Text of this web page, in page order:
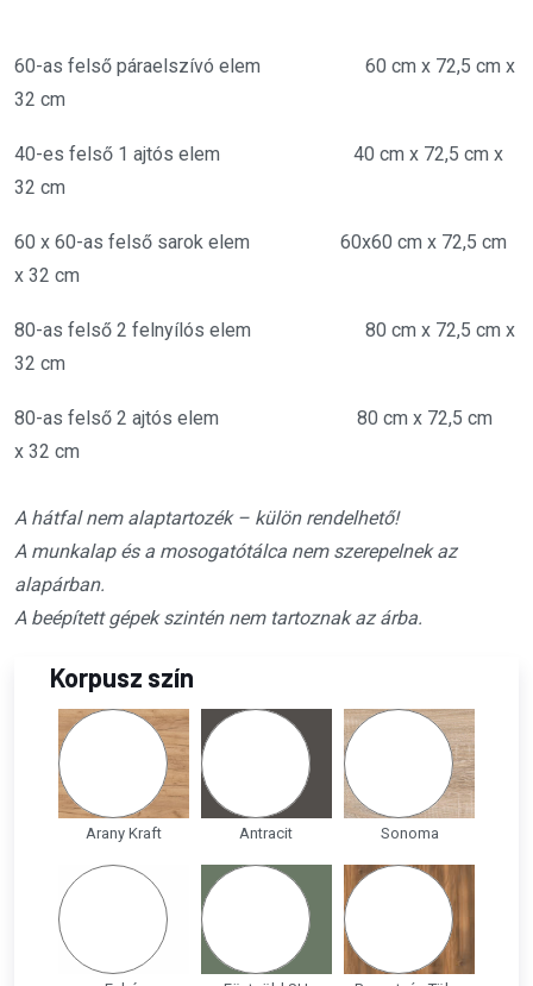
60-as felső páraelszívó elem 60 cm x 72,5 cm x
32 cm
40-es felső 1 ajtós elem 40 cm x 72,5 cm x
32 cm
60 x 60-as felső sarok elem 60x60 cm x 72,5 cm
x 32 cm
80-as felső 2 felnyílós elem 80 cm x 72,5 cm x
32 cm
80-as felső 2 ajtós elem 80 cm x 72,5 cm
x 32 cm
A hátfal nem alaptartozék – külön rendelhető!
A munkalap és a mosogatótálca nem szerepelnek az
alapárban.
A beépített gépek szintén nem tartoznak az árba.
Korpusz szín
Arany Kraft Antracit Sonoma